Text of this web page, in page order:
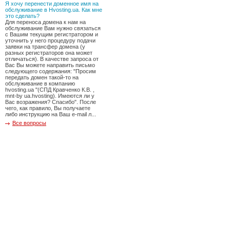
Я хочу перенести доменное имя на
обслуживание в Hvosting.ua. Как мне
это сделать?
Для переноса домена к нам на
обслуживание Вам нужно связаться
с Вашим текущим регистратором и
уточнить у него процедуру подачи
заявки на трансфер домена (у
разных регистраторов она может
отличаться). В качестве запроса от
Вас Вы можете направить письмо
следующего содержания: "Просим
передать домен такой-то на
обслуживание в компанию
hvosting.ua "(СПД Кравченко К.В. ,
mnt-by ua.hvosting). Имеются ли у
Вас возражения? Спасибо". После
чего, как правило, Вы получаете
либо инструкцию на Ваш e-mail л...
Все вопросы